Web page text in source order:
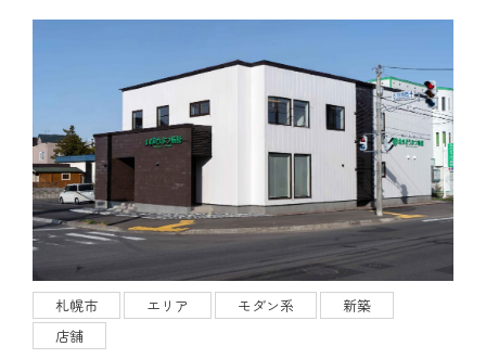
リフォーム
不動産（土地・建物）情報
見学会・モデルハウス
ブログ
お問い合わせ
札幌市 エリア モダン系
新築
店舗